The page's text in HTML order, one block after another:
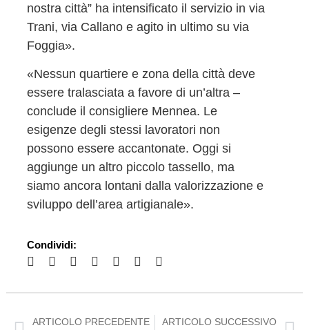
nostra città” ha intensificato il servizio in via
Trani, via Callano e agito in ultimo su via
Foggia».
«Nessun quartiere e zona della città deve
essere tralasciata a favore di un’altra –
conclude il consigliere Mennea. Le
esigenze degli stessi lavoratori non
possono essere accantonate. Oggi si
aggiunge un altro piccolo tassello, ma
siamo ancora lontani dalla valorizzazione e
sviluppo dell’area artigianale».
Condividi:
ARTICOLO PRECEDENTE ARTICOLO SUCCESSIVO